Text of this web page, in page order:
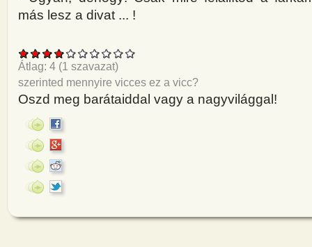
más lesz a divat ... !
Átlag: 4 (1 szavazat)
szerinted mennyire vicces ez a vicc?
Oszd meg barátaiddal vagy a nagyvilággal!